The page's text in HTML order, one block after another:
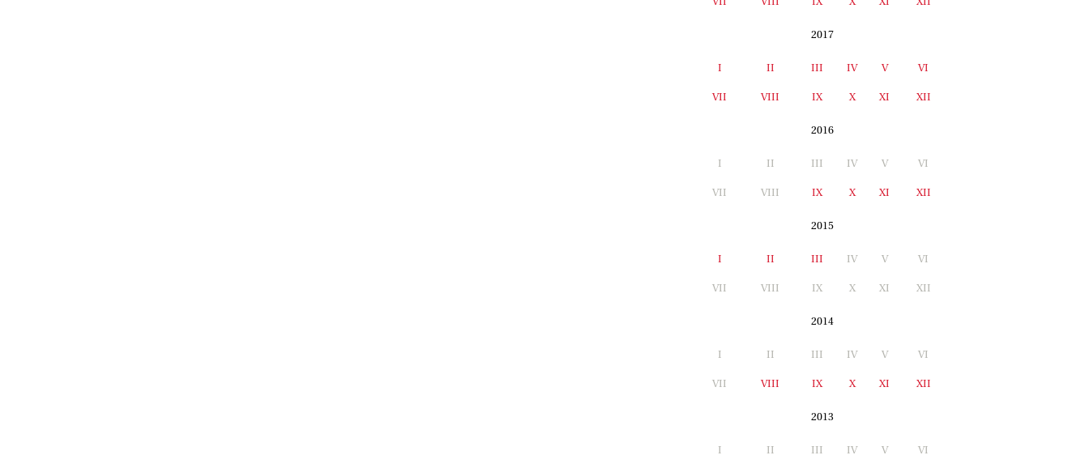
2017
I II III IV V VI
VII VIII IX X XI XII
2016
I II III IV V VI
VII VIII IX X XI XII
2015
I II III IV V VI
VII VIII IX X XI XII
2014
I II III IV V VI
VII VIII IX X XI XII
2013
I II III IV V VI